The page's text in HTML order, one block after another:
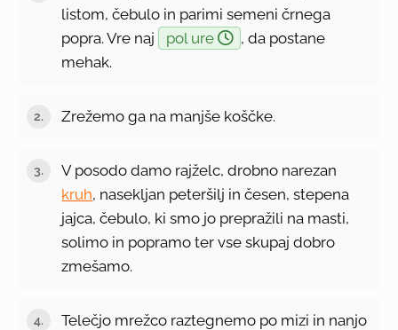
listom, čebulo in parimi semeni črnega
popra. Vre naj
pol ure
, da postane
mehak.
Zrežemo ga na manjše koščke.
V posodo damo rajželc, drobno narezan
kruh, nasekljan peteršilj in česen, stepena
jajca, čebulo, ki smo jo prepražili na masti,
solimo in popramo ter vse skupaj dobro
zmešamo.
Telečjo mrežco raztegnemo po mizi in nanjo